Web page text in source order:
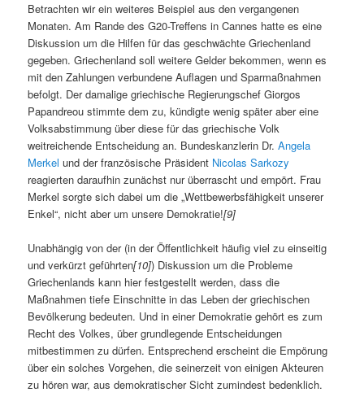
Betrachten wir ein weiteres Beispiel aus den vergangenen
Monaten. Am Rande des G20-Treffens in Cannes hatte es eine
Diskussion um die Hilfen für das geschwächte Griechenland
gegeben. Griechenland soll weitere Gelder bekommen, wenn es
mit den Zahlungen verbundene Auflagen und Sparmaßnahmen
befolgt. Der damalige griechische Regierungschef Giorgos
Papandreou stimmte dem zu, kündigte wenig später aber eine
Volksabstimmung über diese für das griechische Volk
weitreichende Entscheidung an. Bundeskanzlerin Dr.Angela
Merkel und der französische Präsident Nicolas Sarkozy
reagierten daraufhin zunächst nur überrascht und empört. Frau
Merkel sorgte sich dabei um die „Wettbewerbsfähigkeit unserer
Enkel“, nicht aber um unsere Demokratie![9]
Unabhängig von der (in der Öffentlichkeit häufig viel zu einseitig
und verkürzt geführten[10]) Diskussion um die Probleme
Griechenlands kann hier festgestellt werden, dass die
Maßnahmen tiefe Einschnitte in das Leben der griechischen
Bevölkerung bedeuten. Und in einer Demokratie gehört es zum
Recht des Volkes, über grundlegende Entscheidungen
mitbestimmen zu dürfen. Entsprechend erscheint die Empörung
über ein solches Vorgehen, die seinerzeit von einigen Akteuren
zu hören war, aus demokratischer Sicht zumindest bedenklich.